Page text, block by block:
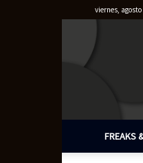
viernes, agosto
FREAKS